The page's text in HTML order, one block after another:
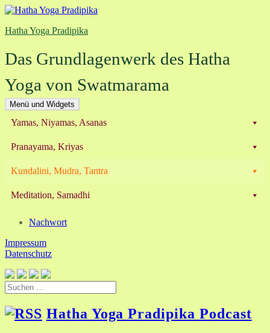
Zum
springen
Hatha Yoga Pradipika
Das Grundlagenwerk des Hatha
Yoga von Swatmarama
Menü und Widgets
Yamas, Niyamas, Asanas
Pranayama, Kriyas
Kundalini, Mudra, Tantra
Meditation, Samadhi
Nachwort
Impressum
Datenschutz
Suchen
nach:
Hatha Yoga Pradipika Podcast